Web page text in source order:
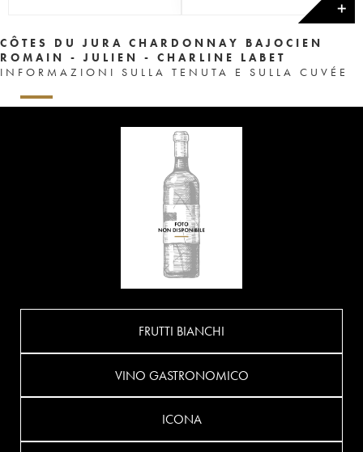
✕
CÔTES DU JURA CHARDONNAY BAJOCIEN
ROMAIN - JULIEN - CHARLINE LABET
INFORMAZIONI SULLA TENUTA E SULLA CUVÉE
FRUTTI BIANCHI
VINO GASTRONOMICO
ICONA